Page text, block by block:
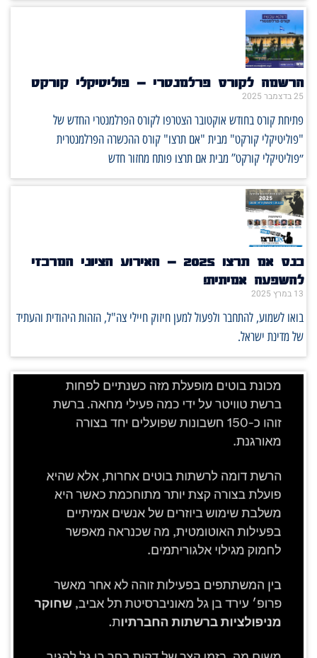
הרשמה לקורס פרלמנטרי – פוליטיקלי קורקט
25 בדצמבר 2025
פתיחת קורס בחודש אוקטובר הצטרפו לקורס הפרלמנטרי החדש של
"פוליטיקלי קורקט" מבית "אם תרצו" קורס ההכשרה הפרלמנטרית
״פוליטיקלי קורקט” מבית אם תרצו פותח מחזור חדש
כנס אמ תרצו 2025 – האירוע הציוני המרכזי
להשפעה אמיתית!
13 במרץ 2025
בואו לשמוע, להתחבר ולפעול למען חיזוק חיילי צה"ל, הזהות היהודית והעתיד
של מדינת ישראל.